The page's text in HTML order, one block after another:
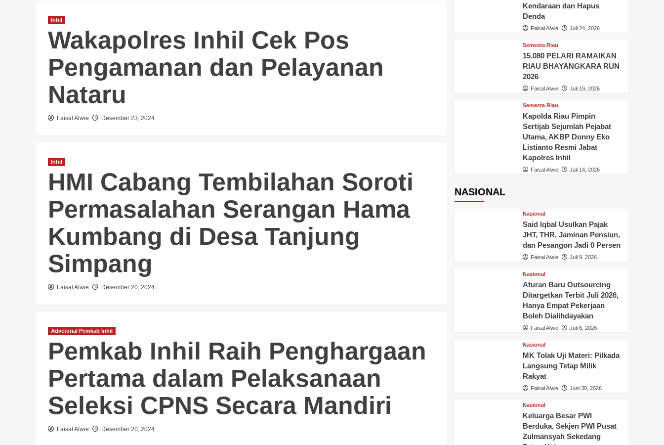
Inhil
Wakapolres Inhil Cek Pos
Pengamanan dan Pelayanan
Nataru
Faisal Alwie Desember 23, 2024
Inhil
HMI Cabang Tembilahan Soroti
Permasalahan Serangan Hama
Kumbang di Desa Tanjung
Simpang
Faisal Alwie Desember 20, 2024
Advetorial Pemkab Inhil
Pemkab Inhil Raih Penghargaan
Pertama dalam Pelaksanaan
Seleksi CPNS Secara Mandiri
Faisal Alwie Desember 20, 2024
Kendaraan dan Hapus
Denda
Faisal Alwie Juli 24, 2026
Semesta Riau
15.080 PELARI RAMAIKAN
RIAU BHAYANGKARA RUN
2026
Faisal Alwie Juli 19, 2026
Semesta Riau
Kapolda Riau Pimpin
Sertijab Sejumlah Pejabat
Utama, AKBP Donny Eko
Listianto Resmi Jabat
Kapolres Inhil
Faisal Alwie Juli 14, 2026
NASIONAL
Nasional
Said Iqbal Usulkan Pajak
JHT, THR, Jaminan Pensiun,
dan Pesangon Jadi 0 Persen
Faisal Alwie Juli 9, 2026
Nasional
Aturan Baru Outsourcing
Ditargetkan Terbit Juli 2026,
Hanya Empat Pekerjaan
Boleh Dialihdayakan
Faisal Alwie Juli 6, 2026
Nasional
MK Tolak Uji Materi: Pilkada
Langsung Tetap Milik
Rakyat
Faisal Alwie Juni 30, 2026
Nasional
Keluarga Besar PWI
Berduka, Sekjen PWI Pusat
Zulmansyah Sekedang